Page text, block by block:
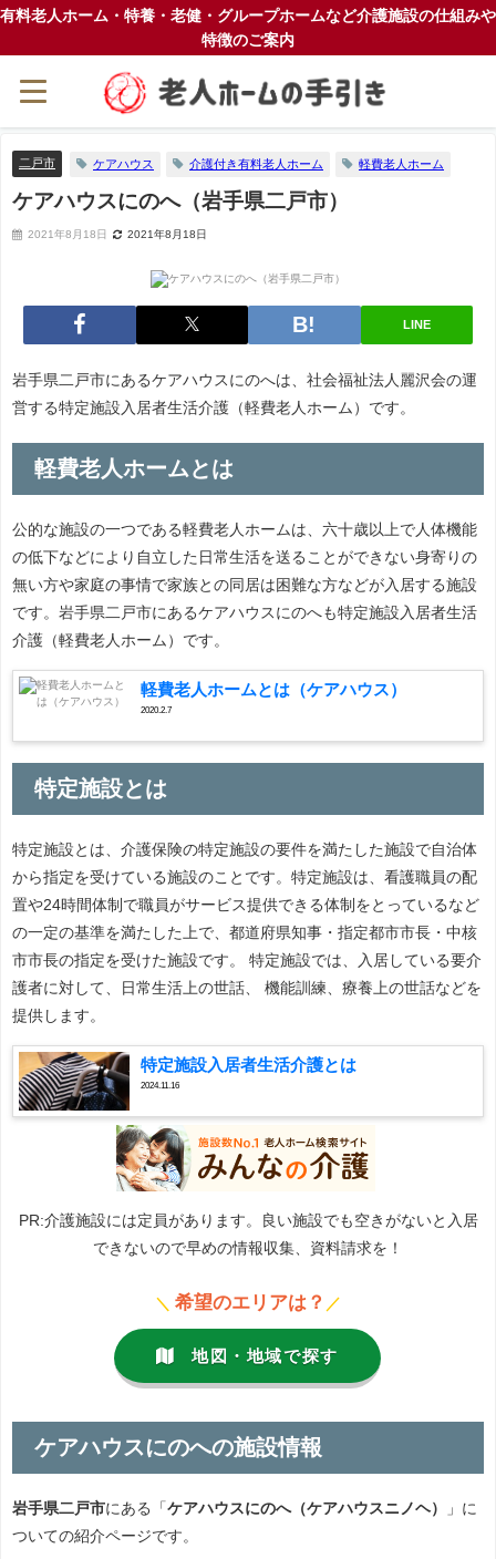
有料老人ホーム・特養・老健・グループホームなど介護施設の仕組みや
特徴のご案内
二戸市 ケアハウス 介護付き有料老人ホーム 軽費老人ホーム
ケアハウスにのへ（岩手県二戸市）
2021年8月18日 2021年8月18日
LINE
岩手県二戸市にあるケアハウスにのへは、社会福祉法人麗沢会の運
営する特定施設入居者生活介護（軽費老人ホーム）です。
軽費老人ホームとは
公的な施設の一つである軽費老人ホームは、六十歳以上で人体機能
の低下などにより自立した日常生活を送ることができない身寄りの
無い方や家庭の事情で家族との同居は困難な方などが入居する施設
です。岩手県二戸市にあるケアハウスにのへも特定施設入居者生活
介護（軽費老人ホーム）です。
軽費老人ホームとは（ケアハウス）
2020.2.7
特定施設とは
特定施設とは、介護保険の特定施設の要件を満たした施設で自治体
から指定を受けている施設のことです。特定施設は、看護職員の配
置や24時間体制で職員がサービス提供できる体制をとっているなど
の一定の基準を満たした上で、都道府県知事・指定都市市長・中核
市市長の指定を受けた施設です。 特定施設では、入居している要介
護者に対して、日常生活上の世話、 機能訓練、療養上の世話などを
提供します。
特定施設入居者生活介護とは
2024.11.16
PR:介護施設には定員があります。良い施設でも空きがないと入居
できないので早めの情報収集、資料請求を！
＼ 希望のエリアは？ ／
地図・地域で探す
ケアハウスにのへの施設情報
岩手県二戸市にある「 ケアハウスにのへ（ケアハウスニノヘ）
」に
ついての紹介ページです。